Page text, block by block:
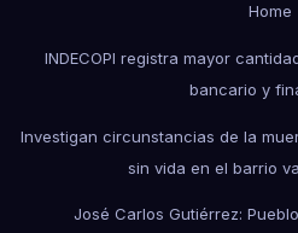
Home
INDECOPI registra mayor
bancario y
Investigan circunstancias de la
sin vida en el barrio
José Carlos Gutiérrez: